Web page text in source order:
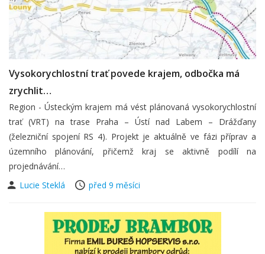
Vysokorychlostní trať povede krajem, odbočka má
zrychlit…
Region - Ústeckým krajem má vést plánovaná vysokorychlostní
trať (VRT) na trase Praha – Ústí nad Labem – Drážďany
(železniční spojení RS 4). Projekt je aktuálně ve fázi příprav a
územního plánování, přičemž kraj se aktivně podílí na
projednávání…
Lucie Steklá
před 9 měsíci